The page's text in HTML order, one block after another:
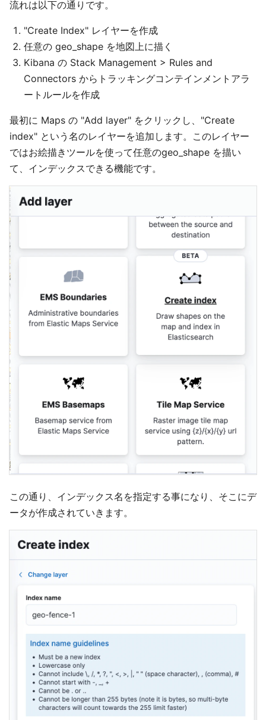
流れは以下の通りです。
"Create Index" レイヤーを作成
任意の geo_shape を地図上に描く
Kibana の Stack Management > Rules and
Connectors からトラッキングコンテインメントアラ
ートルールを作成
最初に Maps の "Add layer" をクリックし、"Create
index" という名のレイヤーを追加します。このレイヤー
ではお絵描きツールを使って任意のgeo_shape を描い
て、インデックスできる機能です。
この通り、インデックス名を指定する事になり、そこにデ
ータが作成されていきます。